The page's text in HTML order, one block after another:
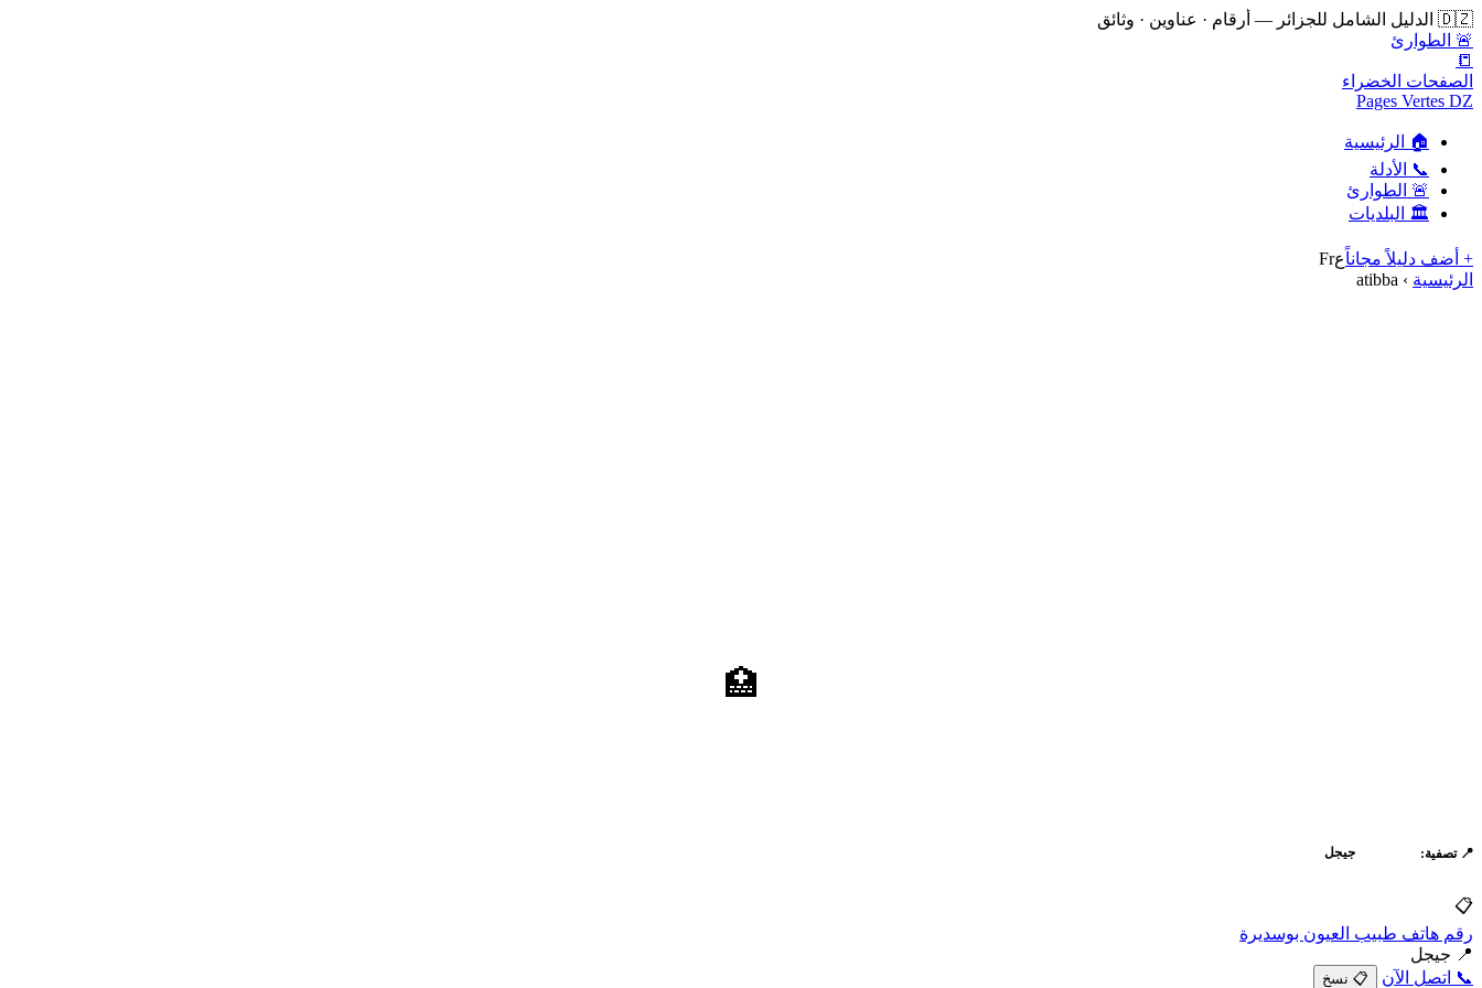
🇩🇿 الدليل الشامل للجزائر — أرقام · عناوين · وثائق
🚨 الطوارئ
📒
الصفحات الخضراء
Pages Vertes DZ
🏠 الرئيسية
📞 الأدلة
🚨 الطوارئ
🏛️ البلديات
+ أضف دليلاً مجاناًعFr
الرئيسية ›
atibba
🏥
📍 تصفية: جيجل
📋
رقم هاتف طبيب العيون بوسديرة
📍 جيجل
📞 اتصل الآن
📋 نسخ